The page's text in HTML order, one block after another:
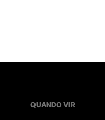
QUANDO VIR